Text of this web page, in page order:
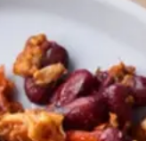
med
kylling,
bønner ogog
ærte-